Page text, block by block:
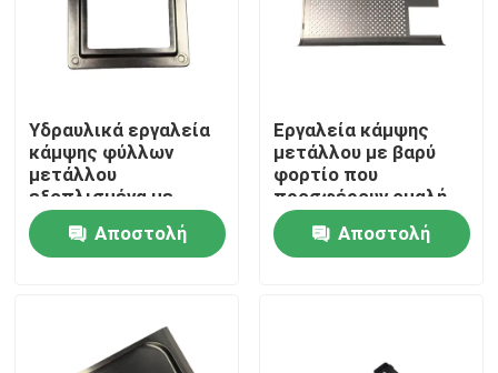
Σπίτι
Βίντεο
Υδραυλικά εργαλεία
κάμψης φύλλων
μετάλλου
εξοπλισμένα με
βαλβίδες ασφαλείας
και ισχυρούς
κυλίνδρους που
Αποστολή
Εργαλεία κάμψης
μετάλλου με βαρύ
φορτίο που
προσφέρουν ομαλή
λειτουργία και
σταθερά
αποτελέσματα
Αποστολή